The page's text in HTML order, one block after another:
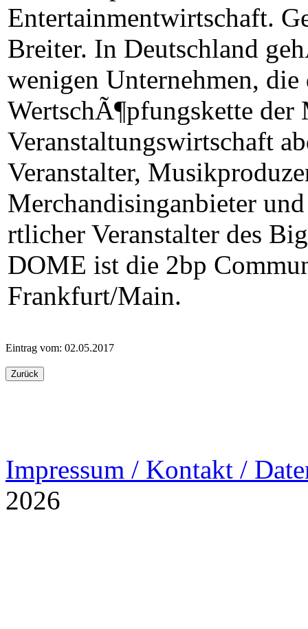
Entertainmentwirtschaft.
Breiter. In Deutschland
wenigen Unternehmen,
WertschÃ¶pfungskette
Veranstaltungswirtschaft
Veranstalter,
Merchandisinganbieter
rtlicher Veranstalter des
DOME ist die 2bp
Frankfurt/Main.
Eintrag vom: 02.05.2017
Impressum / Kontakt /
2026